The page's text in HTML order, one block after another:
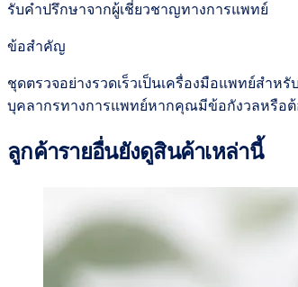
รับคำปรึกษาจากผู้เชี่ยวชาญทางการแพทย์
ข้อสำคัญ
ชุดตรวจอย่างรวดเร็วเป็นเครื่องมือแพทย์สำ
บุคลากรทางการแพทย์หากคุณมีข้อกังวลหรือต้
ลูกค้ารายอื่นยังดูสินค้าเหล่านี้